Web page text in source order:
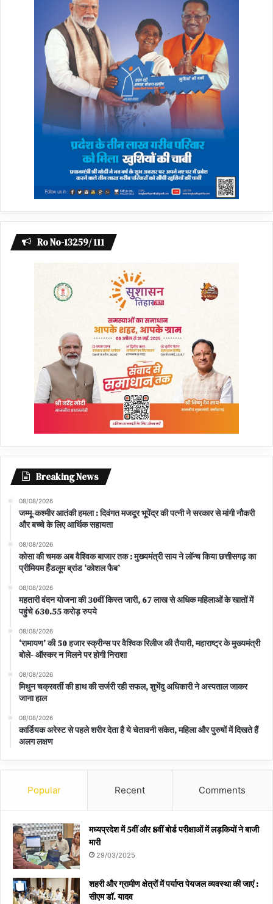
Ro No-13259/ 111
Breaking News
08/08/2026
जम्मू-कश्मीर आतंकी हमला : दिवंगत मजदूर भूपेंद्र की पत्नी ने सरकार से मांगी नौकरी
और बच्चे के लिए आर्थिक सहायता
08/08/2026
कोसा की चमक अब वैश्विक बाजार तक : मुख्यमंत्री साय ने लॉन्च किया छत्तीसगढ़ का
प्रीमियम हैंडलूम ब्रांड ‘कोशल फैब’
08/08/2026
महतारी वंदन योजना की 30वीं किस्त जारी, 67 लाख से अधिक महिलाओं के खातों में
पहुंचे 630.55 करोड़ रुपये
08/08/2026
‘रामायण’ की 50 हजार स्क्रीन्स पर वैश्विक रिलीज की तैयारी, महाराष्ट्र के मुख्यमंत्री
बोले- ऑस्कर न मिलने पर होगी निराशा
08/08/2026
मिथुन चक्रवर्ती की हाथ की सर्जरी रही सफल, शुभेंदु अधिकारी ने अस्पताल जाकर
जाना हाल
08/08/2026
कार्डियक अरेस्ट से पहले शरीर देता है ये चेतावनी संकेत, महिला और पुरुषों में दिखते हैं
अलग लक्षण
Popular Recent Comments
मध्यप्रदेश में 5वीं और 8वीं बोर्ड परीक्षाओं में लड़कियों ने बाजी
मारी
29/03/2025
शहरी और ग्रामीण क्षेत्रों में पर्याप्त पेयजल व्यवस्था की जाएं :
सीएम डॉ. यादव